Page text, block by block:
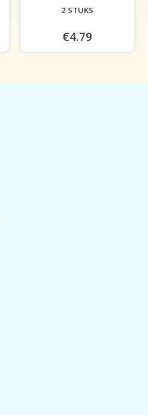
2 STUKS
€4.79